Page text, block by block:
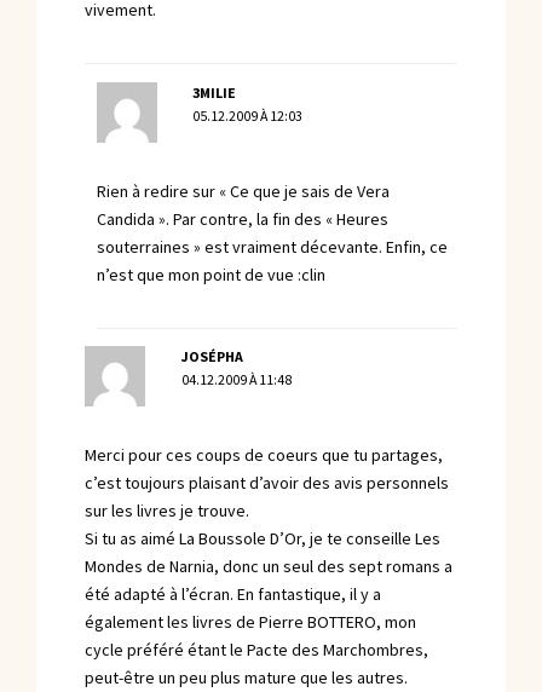
vivement.
3MILIE
05.12.2009 À 12:03
Rien à redire sur « Ce que je sais de Vera
Candida ». Par contre, la fin des « Heures
souterraines » est vraiment décevante. Enfin, ce
n’est que mon point de vue :clin
JOSÉPHA
04.12.2009 À 11:48
Merci pour ces coups de coeurs que tu partages,
c’est toujours plaisant d’avoir des avis personnels
sur les livres je trouve.
Si tu as aimé La Boussole D’Or, je te conseille Les
Mondes de Narnia, donc un seul des sept romans a
été adapté à l’écran. En fantastique, il y a
également les livres de Pierre BOTTERO, mon
cycle préféré étant le Pacte des Marchombres,
peut-être un peu plus mature que les autres.